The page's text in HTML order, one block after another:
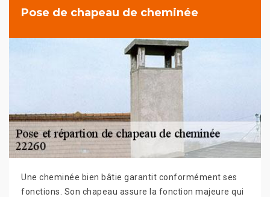
Pose de chapeau de cheminée
Une cheminée bien bâtie garantit conformément ses
fonctions. Son chapeau assure la fonction majeure qui